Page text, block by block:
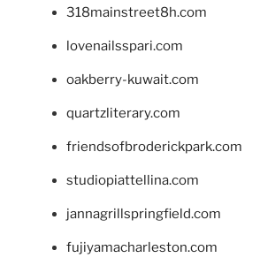
318mainstreet8h.com
lovenailsspari.com
oakberry-kuwait.com
quartzliterary.com
friendsofbroderickpark.com
studiopiattellina.com
jannagrillspringfield.com
fujiyamacharleston.com